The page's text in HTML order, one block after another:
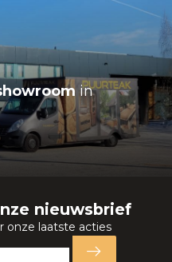
in
nieuwsbrief
onze laatste acties